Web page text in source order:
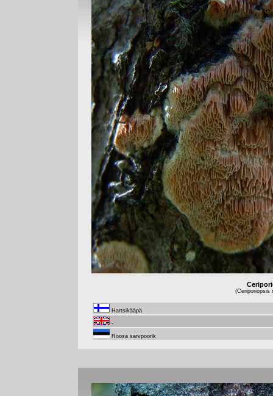
(Ceriporiopsis
Hartsikääpä
-
Roosa sarvpoorik